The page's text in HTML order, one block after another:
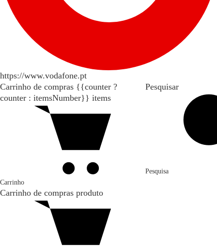
https://www.vodafone.pt
Carrinho de compras {{counter ?
counter : itemsNumber}} items
Carrinho
Carrinho de compras produto
Pesquisar
Pesquisa